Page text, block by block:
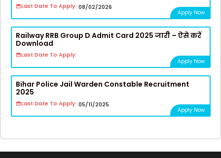
Last Date To Apply: 08/02/2026
Apply Now
Railway RRB Group D Admit Card 2025 जारी – ऐसे करें
Download
Last Date To Apply:
Apply Now
Bihar Police Jail Warden Constable Recruitment
2025
Last Date To Apply: 05/11/2025
Apply Now